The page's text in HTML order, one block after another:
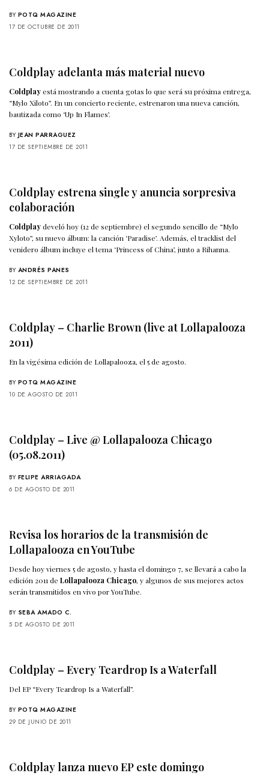
BY POTQ MAGAZINE
17 DE OCTUBRE DE 2011
Coldplay adelanta más material nuevo
Coldplayestá mostrando a cuenta gotas lo que será su próxima entrega,
“Mylo Xiloto”. En un concierto reciente, estrenaron una nueva canción,
bautizada como ‘Up In Flames’.
BY JEAN PARRAGUEZ
17 DE SEPTIEMBRE DE 2011
Coldplay estrena single y anuncia sorpresiva
colaboración
Coldplaydeveló hoy (12 de septiembre) el segundo sencillo de “Mylo
Xyloto”, su nuevo álbum: la canción ‘Paradise’. Además, el tracklist del
venidero álbum incluye el tema ‘Princess of China’, junto a Rihanna.
BY ANDRÉS PANES
12 DE SEPTIEMBRE DE 2011
Coldplay – Charlie Brown (live at Lollapalooza
2011)
En la vigésima edición de Lollapalooza, el 5 de agosto.
BY POTQ MAGAZINE
10 DE AGOSTO DE 2011
Coldplay – Live @ Lollapalooza Chicago
(05.08.2011)
BY FELIPE ARRIAGADA
6 DE AGOSTO DE 2011
Revisa los horarios de la transmisión de
Lollapalooza en YouTube
Desde hoy viernes 5 de agosto, y hasta el domingo 7, se llevará a cabo la
edición 2011 deLollapalooza Chicago, y algunos de sus mejores actos
serán transmitidos en vivo por YouTube.
BY SEBA AMADO C.
5 DE AGOSTO DE 2011
Coldplay – Every Teardrop Is a Waterfall
Del EP “Every Teardrop Is a Waterfall”.
BY POTQ MAGAZINE
29 DE JUNIO DE 2011
Coldplay lanza nuevo EP este domingo